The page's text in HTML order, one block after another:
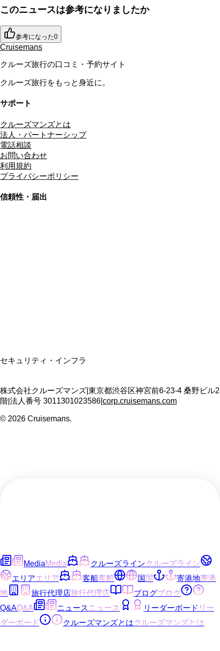
このニュースは参考になりましたか
参考になった0
Cruisemans
クルーズ旅行の口コミ・予約サイト
クルーズ旅行をもっと身近に。
サポート
クルーズマンズとは
法人・パートナーシップ
電話相談
お問い合わせ
利用規約
プライバシーポリシー
信頼性・届出
セキュリティ・インフラ
株式会社クルーズマンズ 東京都渋谷区神宮前6-23-4 桑野ビル2
階 法人番号 3011301023586 corp.cruisemans.com
© 2026 Cruisemans.
MediaMedia クルーズラインクルーズライン
エリアエリア 客船客船 国国 寄港地寄港
地
旅行代理店旅行代理店 ブログブログ
Q&AQ&A ニュース ニュース リーダーボード リー
ダーボード
クルーズマンズとはクルーズマンズとは